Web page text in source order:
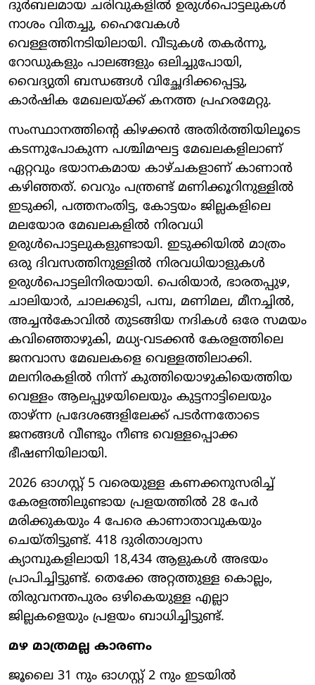
ദുർബലമായ ചരിവുകളിൽ ഉരുൾപൊട്ടലുകൾ
നാശം വിതച്ചു, ഹൈവേകൾ
വെള്ളത്തിനടിയിലായി. വീടുകൾ തകർന്നു,
റോഡുകളും പാലങ്ങളും ഒലിച്ചുപോയി,
വൈദ്യുതി ബന്ധങ്ങൾ വിച്ഛേദിക്കപ്പെട്ടു,
കാർഷിക മേഖലയ്ക്ക് കനത്ത പ്രഹരമേറ്റു.
സംസ്ഥാനത്തിന്റെ കിഴക്കൻ അതിർത്തിയിലൂടെ
കടന്നുപോകുന്ന പശ്ചിമഘട്ട മേഖലകളിലാണ്
ഏറ്റവും ഭയാനകമായ കാഴ്ചകളാണ് കാണാൻ
കഴിഞ്ഞത്. വെറും പന്ത്രണ്ട് മണിക്കൂറിനുള്ളിൽ
ഇടുക്കി, പത്തനംതിട്ട, കോട്ടയം ജില്ലകളിലെ
മലയോര മേഖലകളിൽ നിരവധി
ഉരുൾപൊട്ടലുകളുണ്ടായി. ഇടുക്കിയിൽ മാത്രം
ഒരു ദിവസത്തിനുള്ളിൽ നിരവധിയാളുകൾ
ഉരുൾപൊട്ടലിനിരയായി. പെരിയാർ, ഭാരതപ്പുഴ,
ചാലിയാർ, ചാലക്കുടി, പമ്പ, മണിമല, മീനച്ചിൽ,
അച്ചൻകോവിൽ തുടങ്ങിയ നദികൾ ഒരേ സമയം
കവിഞ്ഞൊഴുകി, മധ്യ-വടക്കൻ കേരളത്തിലെ
ജനവാസ മേഖലകളെ വെള്ളത്തിലാക്കി.
മലനിരകളിൽ നിന്ന് കുത്തിയൊഴുകിയെത്തിയ
വെള്ളം ആലപ്പുഴയിലെയും കുട്ടനാട്ടിലെയും
താഴ്ന്ന പ്രദേശങ്ങളിലേക്ക് പടർന്നതോടെ
ജനങ്ങൾ വീണ്ടും നീണ്ട വെള്ളപ്പൊക്ക
ഭീഷണിയിലായി.
2026 ഓഗസ്റ്റ് 5 വരെയുള്ള കണക്കനുസരിച്ച്
കേരളത്തിലുണ്ടായ പ്രളയത്തിൽ 28 പേർ
മരിക്കുകയും 4 പേരെ കാണാതാവുകയും
ചെയ്തിട്ടുണ്ട്. 418 ദുരിതാശ്വാസ
ക്യാമ്പുകളിലായി 18,434 ആളുകൾ അഭയം
പ്രാപിച്ചിട്ടുണ്ട്. തെക്കേ അറ്റത്തുള്ള കൊല്ലം,
തിരുവനന്തപുരം ഒഴികെയുള്ള എല്ലാ
ജില്ലകളെയും പ്രളയം ബാധിച്ചിട്ടുണ്ട്.
മഴ മാത്രമല്ല കാരണം
ജൂലൈ 31 നും ഓഗസ്റ്റ് 2 നും ഇടയിൽ